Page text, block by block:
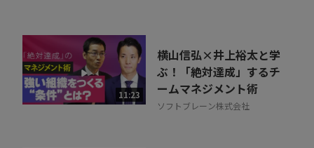
11:23
横山信弘×井上裕太と学
ぶ！「絶対達成」するチ
ームマネジメント術
ソフトブレーン株式会社